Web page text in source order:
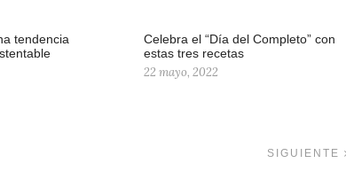
tendencia
Celebra el “Día del Completo” con
estas tres recetas
22 mayo, 2022
SIGUIENTE